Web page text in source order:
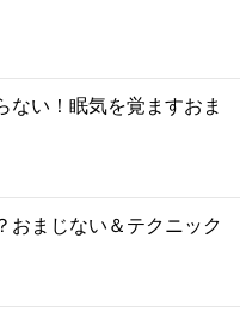
ない！眠気を覚ますおま
おまじない＆テクニック